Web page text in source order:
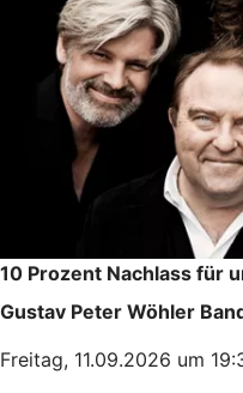
10 Prozent Nachlass für
Gustav Peter Wöhler
Freitag, 11.09.2026 um